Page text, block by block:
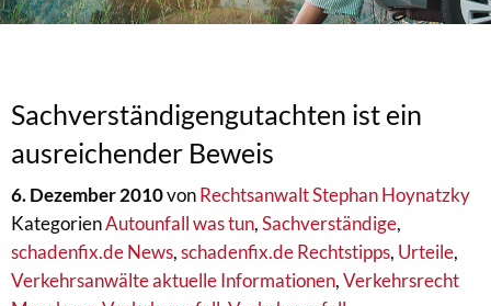
Sachverständigengutachten ist ein
ausreichender Beweis
6. Dezember 2010vonRechtsanwalt Stephan Hoynatzky
KategorienAutounfall was tun,Sachverständige,
schadenfix.de News,schadenfix.de Rechtstipps, Urteile,
Verkehrsanwälte aktuelle Informationen,Verkehrsrecht